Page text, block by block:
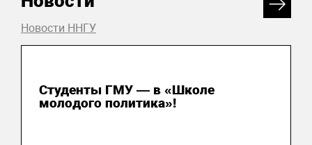
Новости ННГУ
Студенты ГМУ — в «Школе
молодого политика»!